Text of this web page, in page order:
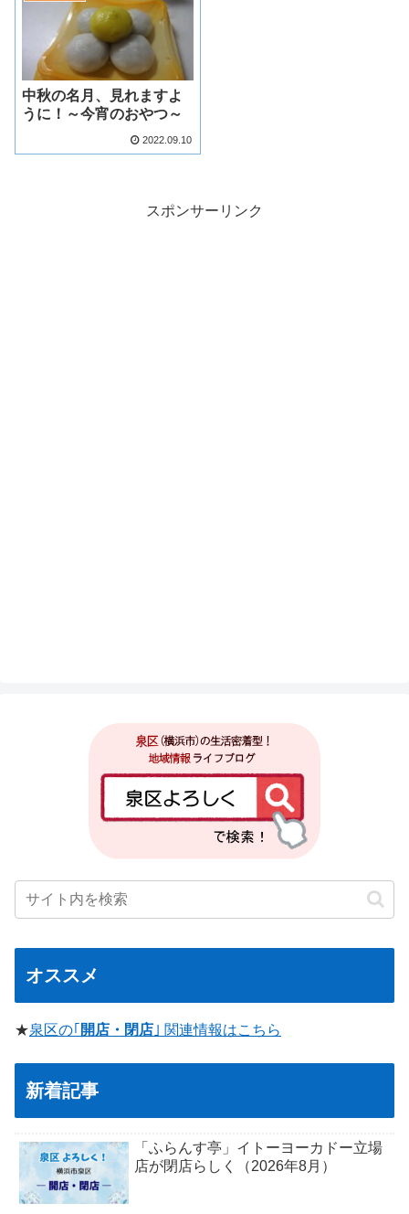
中秋の名月、見れますよ
うに！～今宵のおやつ～
2022.09.10
スポンサーリンク
オススメ
★泉区の｢ 開店・閉店 ｣ 関連情報はこちら
新着記事
「ふらんす亭」イトーヨーカドー立場
店が閉店らしく（2026年8月）